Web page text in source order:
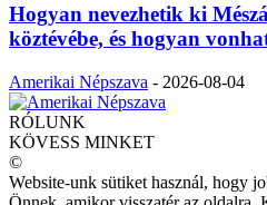
Hogyan nevezhetik ki
köztévébe, és hogyan
Amerikai Népszava - 2026-08-04
RÓLUNK
KÖVESS MINKET
©
Website-unk sütiket használ, hogy